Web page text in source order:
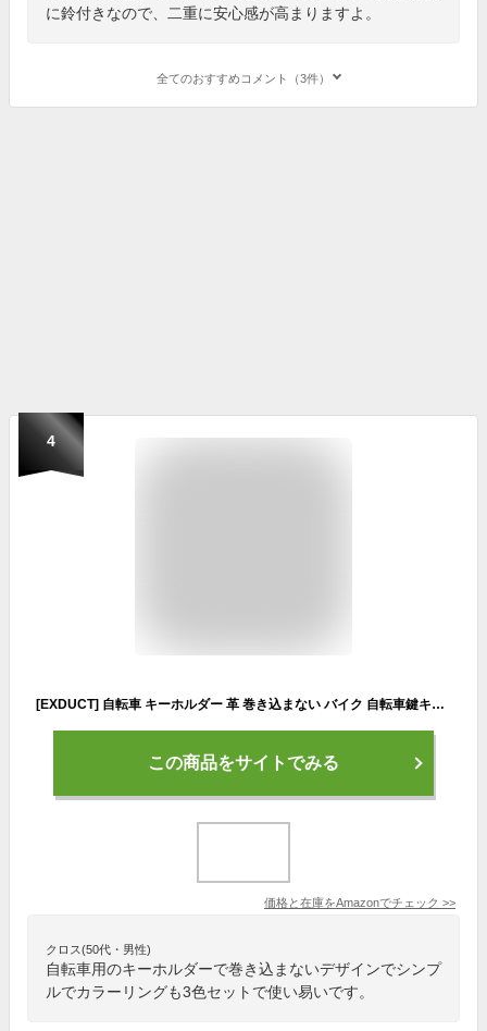
に鈴付きなので、二重に安心感が高まりますよ。
全てのおすすめコメント（3件）
4
[EXDUCT] 自転車 キーホルダー 革 巻き込まない バイク 自転車鍵キーホルダー カギ キー 車 (3色セット)
この商品をサイトでみる
価格と在庫をAmazonでチェック >>
クロス(50代・男性)
自転車用のキーホルダーで巻き込まないデザインでシンプ
ルでカラーリングも3色セットで使い易いです。